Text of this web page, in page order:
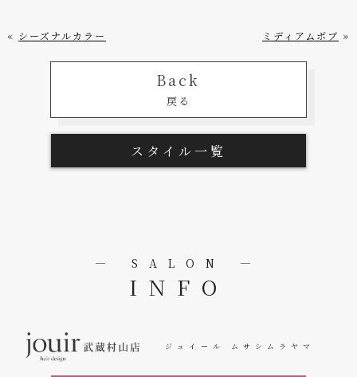
« シーズナルカラー ミディアムボブ »
Back
戻る
スタイル一覧
― SALON ―
INFO
ジュイール ムサシムラヤマ